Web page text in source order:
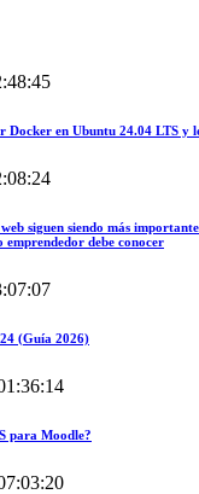
en Ubuntu 24.04 LTS y
siguen siendo más
emprendedor debe conocer
(Guía 2026)
para Moodle?